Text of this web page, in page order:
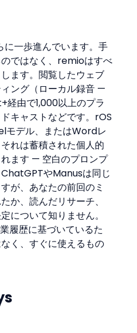
一歩進んでいます。手
ではなく、remioはすべ
ます。閲覧したウェブ
ング（ローカル録音 —
由で1,000以上のプラ
キャストなどです。rOS
モデル、またはWordレ
れは蓄積された個人的
ます — 空白のプロンプ
ChatGPTやManusは同じ
が、あなたの前回のミ
か、読んだリサーチ、
について知りません。
履歴に基づいているた
く、すぐに使えるもの